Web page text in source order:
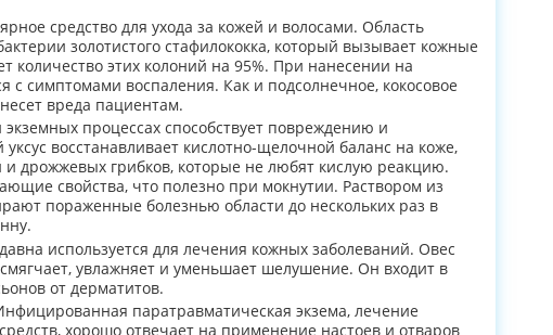
средство для ухода за кожей и волосами. Область
золотистого стафилококка, который вызывает кожные
количество этих колоний на 95%. При нанесении на
с симптомами воспаления. Как и подсолнечное, кокосовое
вреда пациентам.
процессах способствует повреждению и
восстанавливает кислотно-щелочной баланс на коже,
и дрожжевых грибков, которые не любят кислую реакцию.
свойства, что полезно при мокнутии. Раствором из
пораженные болезнью области до нескольких раз в
используется для лечения кожных заболеваний. Овес
смягчает, увлажняет и уменьшает шелушение. Он входит в
от дерматитов.
паратравматическая экзема, лечение
хорошо отвечает на применение настоев и отваров